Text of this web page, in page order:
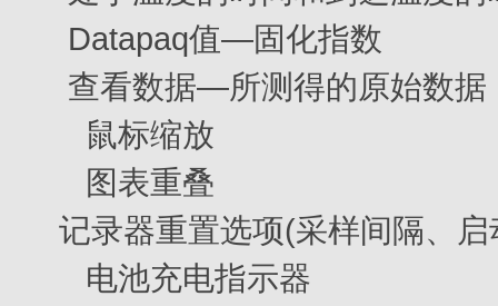
Datapaq值—固化指数
查看数据—所测得的原始数据
鼠标缩放
图表重叠
记录器重置选项(采样间隔、
电池充电指示器